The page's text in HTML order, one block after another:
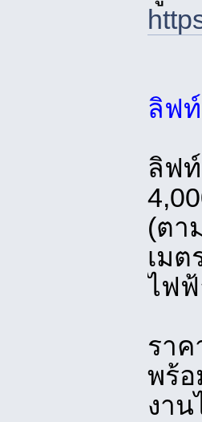
ลิฟ
ลิฟ
(ตา
เม
ไฟ
ราค
พร้
งา